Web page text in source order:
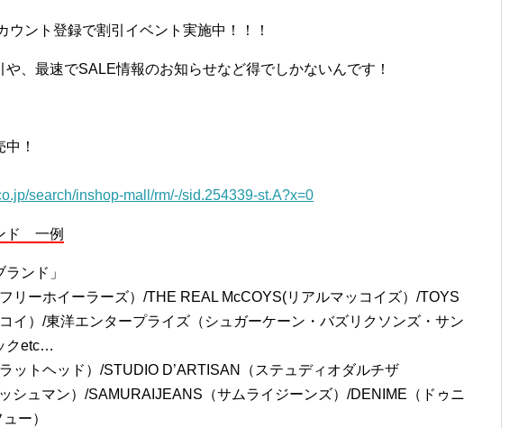
ウント登録で割引イベント実施中！！！
、最速でSALE情報のお知らせなど得でしかないんです！
中！
search/inshop-mall/rm/-/sid.254339-st.A?x=0
ド 一例
ランド」
リーホイーラーズ）/THE REAL McCOYS(リアルマッコイズ）/TOYS
イ）/東洋エンタープライズ（シュガーケーン・バズリクソンズ・サン
クetc…
ットヘッド）/STUDIO D’ARTISAN（ステュディオダルチザ